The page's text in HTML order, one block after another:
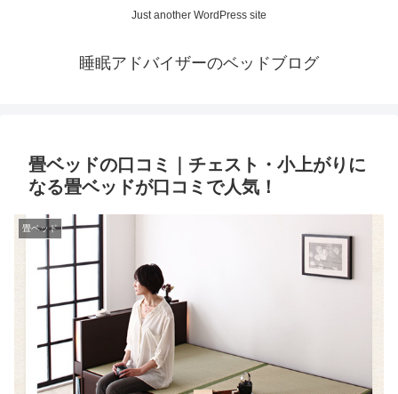
Just another WordPress site
睡眠アドバイザーのベッドブログ
畳ベッドの口コミ｜チェスト・小上がりに
なる畳ベッドが口コミで人気！
畳ベッド